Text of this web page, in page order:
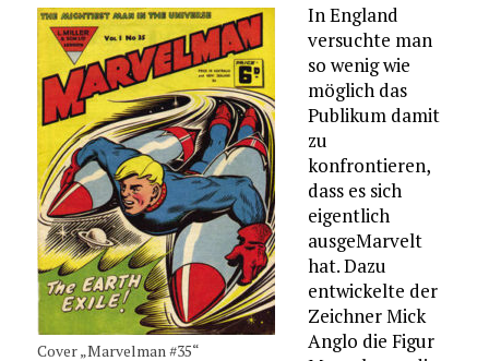
Cover „Marvelman #35“
In England
versuchte man
so wenig wie
möglich das
Publikum damit
zu
konfrontieren,
dass es sich
eigentlich
ausgeMarvelt
hat. Dazu
entwickelte der
Zeichner Mick
Anglo die Figur